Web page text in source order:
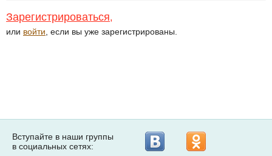
Зарегистрироваться,
или войти , если вы уже зарегистрированы.
Вступайте в наши группы
в социальных сетях: